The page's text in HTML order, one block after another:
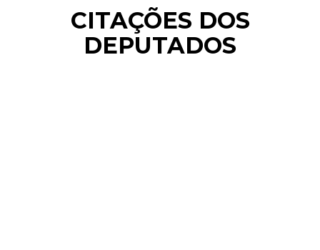
CITAÇÕES DOS
DEPUTADOS